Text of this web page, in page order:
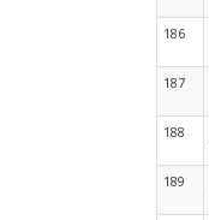
186
187
188
189